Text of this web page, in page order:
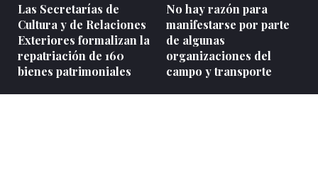
Las Secretarías de
Cultura y de Relaciones
Exteriores formalizan la
repatriación de 160
bienes patrimoniales
No hay razón para
manifestarse por parte
de algunas
organizaciones del
campo y transporte